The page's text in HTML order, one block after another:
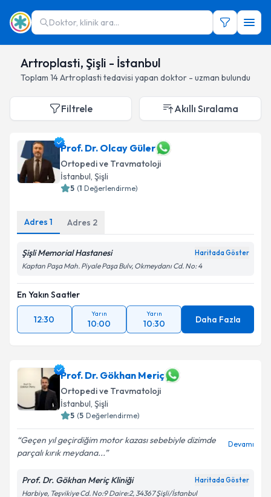
Doktor, klinik ara...
Artroplasti, Şişli - İstanbul
Toplam 14Artroplasti tedavisi yapan doktor - uzman bulundu
Filtrele Akıllı Sıralama
Prof. Dr. Olcay Güler
Ortopedi ve Travmatoloji
İstanbul, Şişli
5 (1 Değerlendirme)
Adres 1 Adres 2
Şişli Memorial Hastanesi Haritada Göster
Kaptan Paşa Mah. Piyale Paşa Bulv, Okmeydanı Cd. No: 4
En Yakın Saatler
12:30
Yarın
10:00
Yarın
10:30 Daha Fazla
Prof. Dr. Gökhan Meriç
Ortopedi ve Travmatoloji
İstanbul, Şişli
5 (5 Değerlendirme)
Geçen yıl geçirdiğim motor kazası sebebiyle dizimde
parçalı kırık meydana...
Devamı
Prof. Dr. Gökhan Meriç Kliniği Haritada Göster
Harbiye, Teşvikiye Cd. No:9 Daire:2, 34367 Şişli/İstanbul